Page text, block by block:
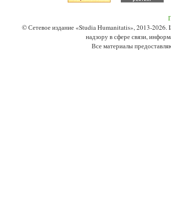
© Сетевое издание «Studia Humanitatis», 2013-
надзору в сфере связи,
Все материалы